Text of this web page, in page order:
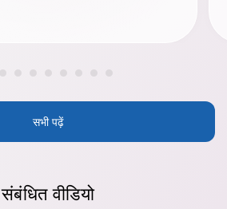
सभी पढ़ें
संबंधितवीडियो